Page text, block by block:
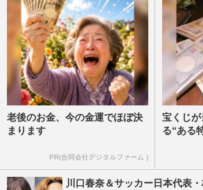
老後のお金、今の金運でほぼ決
まります
PR(合同会社デジタルファーム )
宝くじ
る“ある
川口春奈＆サッカー日本代表